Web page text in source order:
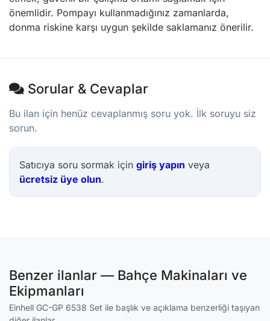
önemlidir. Pompayı kullanmadığınız zamanlarda,
donma riskine karşı uygun şekilde saklamanız önerilir.
Sorular & Cevaplar
Bu ilan için henüz cevaplanmış soru yok. İlk soruyu siz
sorun.
Satıcıya soru sormak için giriş yapın veya
ücretsiz üye olun.
Benzer ilanlar — Bahçe Makinaları ve
Ekipmanları
Einhell GC-GP 6538 Set ile başlık ve açıklama benzerliği taşıyan